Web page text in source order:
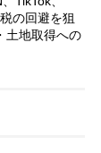
の回避を狙
土地取得への